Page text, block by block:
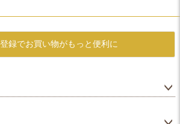
録でお買い物がもっと便利に